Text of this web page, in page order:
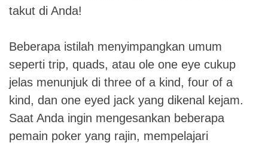
takut di Anda!
Beberapa istilah menyimpangkan umum
seperti trip, quads, atau ole one eye cukup
jelas menunjuk di three of a kind, four of a
kind, dan one eyed jack yang dikenal kejam.
Saat Anda ingin mengesankan beberapa
pemain poker yang rajin, mempelajari